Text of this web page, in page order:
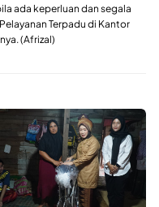
ada keperluan dan segala
Terpadu di Kantor
(Afrizal)